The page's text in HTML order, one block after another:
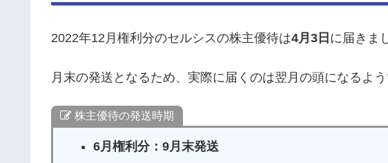
2022年12月権利分のセルシスの株主優待は4月3日 に届きま
月末の発送となるため、実際に届くのは翌月の頭になるよう
株主優待の発送時期
6月権利分：9月末発送